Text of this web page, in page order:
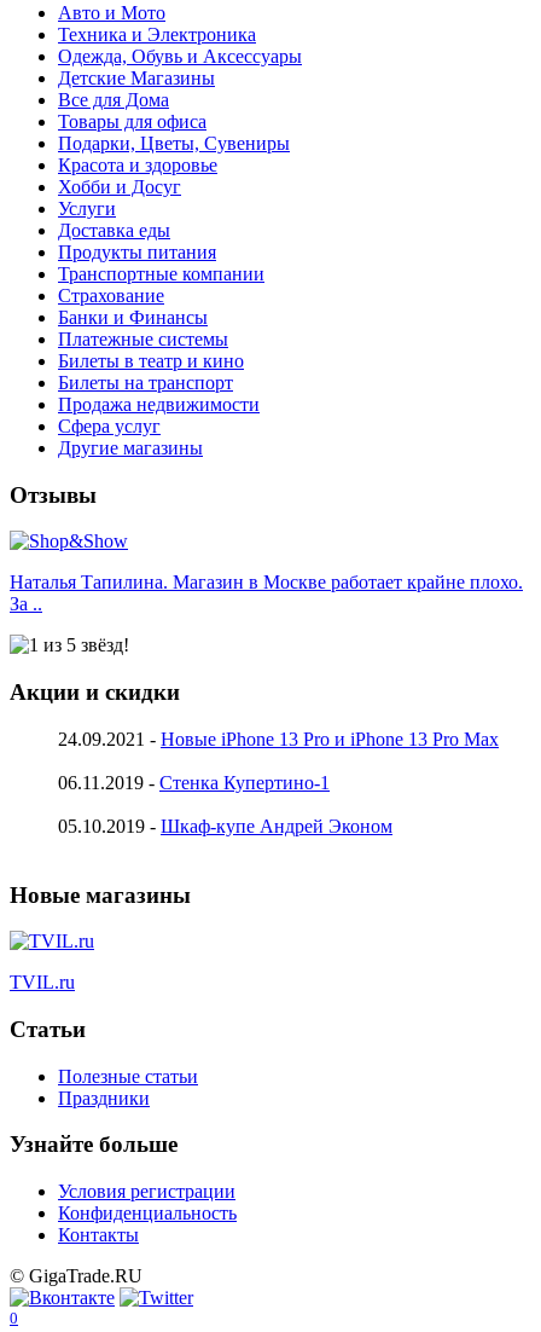
Авто и Мото
Техника и Электроника
Одежда, Обувь и Аксессуары
Детские Магазины
Все для Дома
Товары для офиса
Подарки, Цветы, Сувениры
Красота и здоровье
Хобби и Досуг
Услуги
Доставка еды
Продукты питания
Транспортные компании
Страхование
Банки и Финансы
Платежные системы
Билеты в театр и кино
Билеты на транспорт
Продажа недвижимости
Сфера услуг
Другие магазины
Отзывы
Наталья Тапилина. Магазин в Москве работает крайне плохо.
За ..
Акции и скидки
24.09.2021 - Новые iPhone 13 Pro и iPhone 13 Pro Max
06.11.2019 - Стенка Купертино-1
05.10.2019 - Шкаф-купе Андрей Эконом
Новые магазины
TVIL.ru
Статьи
Полезные статьи
Праздники
Узнайте больше
Условия регистрации
Конфиденциальность
Контакты
© GigaTrade.RU
0